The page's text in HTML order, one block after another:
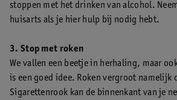
stoppen met het drinken van alcohol.
huisarts als je hier hulp bij nodig hebt.
3. Stop met roken
We vallen een beetje in herhaling, maar
is een goed idee. Roken vergroot namelijk
Sigarettenrook kan de binnenkant van je